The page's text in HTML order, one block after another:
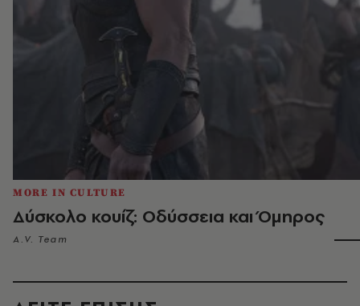
MORE IN CULTURE
Δύσκολο κουίζ: Οδύσσεια και Όμηρος
A.V. Team